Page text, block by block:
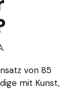
von 85
mit Kunst,